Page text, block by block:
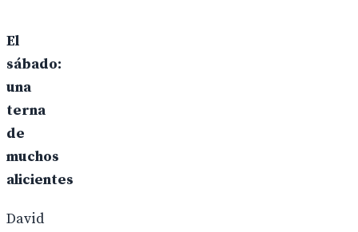
El
sábado:
una
terna
de
muchos
alicientes
David